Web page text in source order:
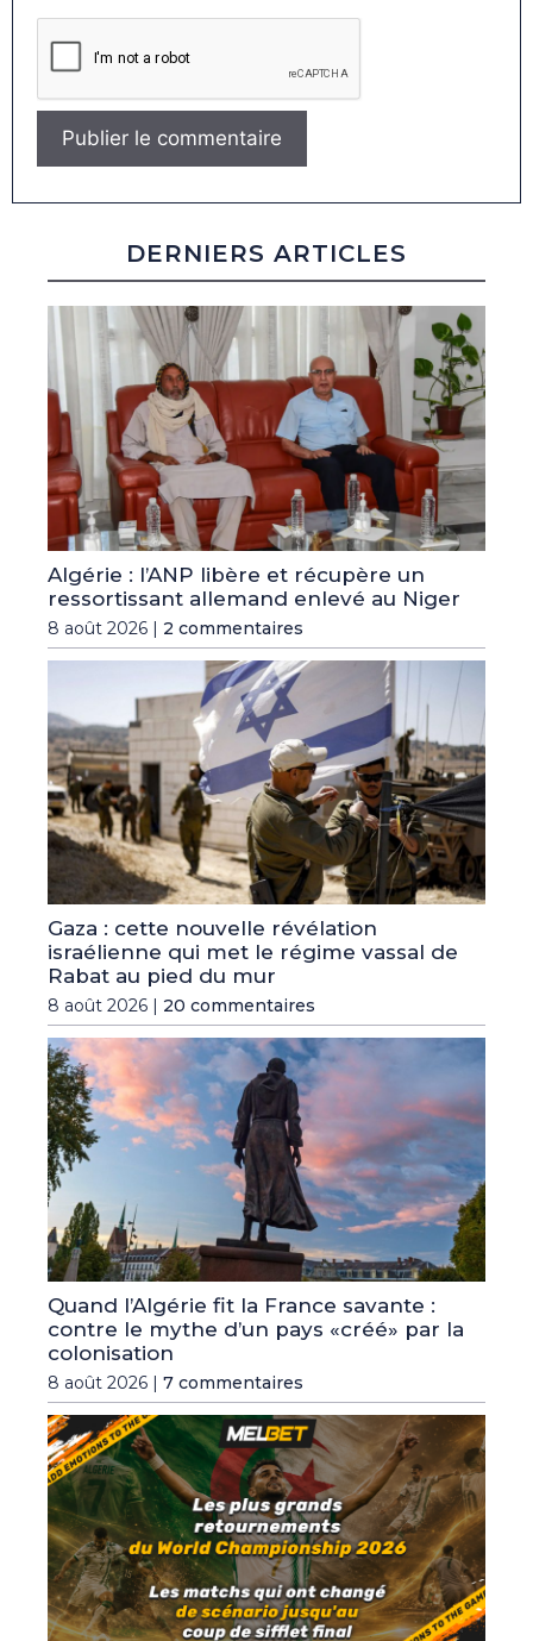
DERNIERS ARTICLES
Algérie : l’ANP libère et récupère un
ressortissant allemand enlevé au Niger
8 août 2026 | 2 commentaires
Gaza : cette nouvelle révélation
israélienne qui met le régime vassal de
Rabat au pied du mur
8 août 2026 | 20 commentaires
Quand l’Algérie fit la France savante :
contre le mythe d’un pays «créé» par la
colonisation
8 août 2026 | 7 commentaires